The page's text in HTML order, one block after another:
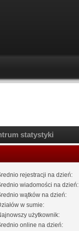
statystyki
rejestracji na dzień:
wiadomości na dzień:
wątków na dzień:
w sumie:
użytkownik:
online na dzień: